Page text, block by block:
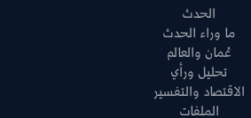
الحدث
ما وراء الحدث
عُمان والعالم
تحليل ورأي
الاقتصاد والتفسير
الملفات